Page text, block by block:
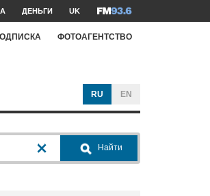
ДЕНЬГИ UK
ФОТОАГЕНТСТВО
RU EN
Найти